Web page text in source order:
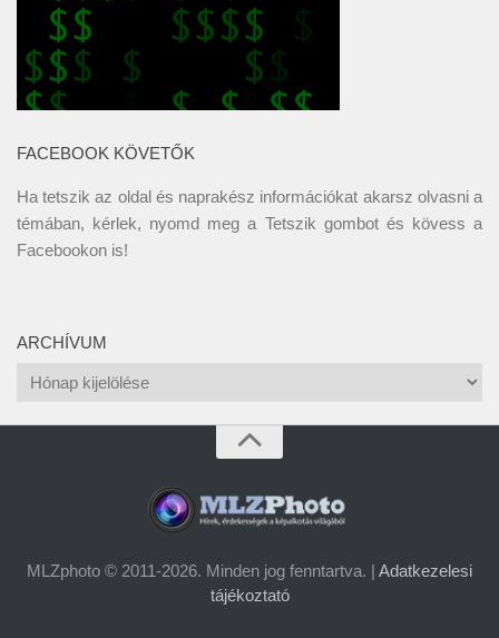
FACEBOOK KÖVETŐK
Ha tetszik az oldal és naprakész információkat akarsz olvasni a
témában, kérlek, nyomd meg a Tetszik gombot és kövess a
Facebookon is!
ARCHÍVUM
Archívum
MLZphoto © 2011-2026. Minden jog fenntartva. | Adatkezelesi
tájékoztató